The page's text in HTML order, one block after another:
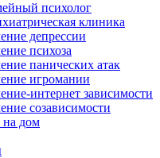
психолог
клиника
депрессии
психоза
панических атак
игромании
интернет зависимости
созависимости
на дом